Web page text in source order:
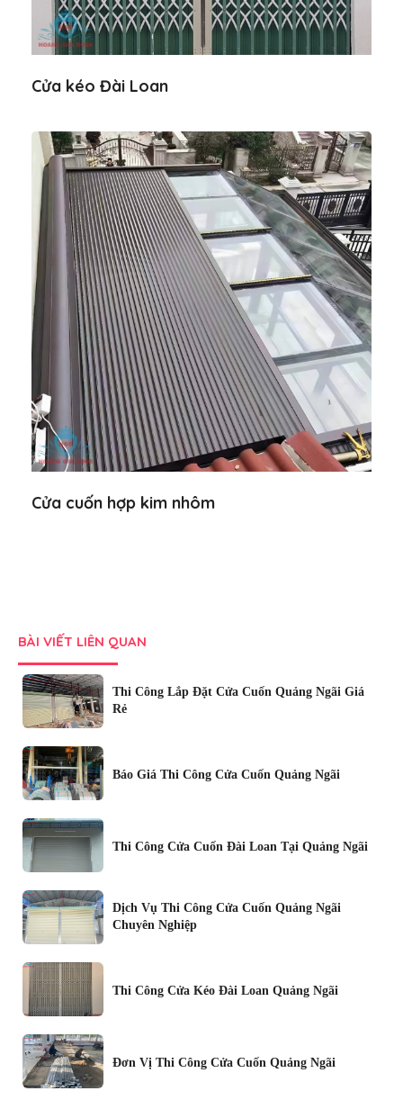
Cửa kéo Đài Loan
Cửa cuốn hợp kim nhôm
BÀI VIẾT LIÊN QUAN
Thi Công Lắp Đặt Cửa Cuốn Quảng Ngãi Giá
Rẻ
Báo Giá Thi Công Cửa Cuốn Quảng Ngãi
Thi Công Cửa Cuốn Đài Loan Tại Quảng Ngãi
Dịch Vụ Thi Công Cửa Cuốn Quảng Ngãi
Chuyên Nghiệp
Thi Công Cửa Kéo Đài Loan Quảng Ngãi
Đơn Vị Thi Công Cửa Cuốn Quảng Ngãi